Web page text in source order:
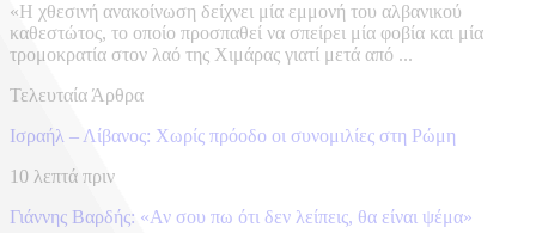
«Η χθεσινή ανακοίνωση δείχνει μία εμμονή του αλβανικού
καθεστώτος, το οποίο προσπαθεί να σπείρει μία φοβία και μία
τρομοκρατία στον λαό της Χιμάρας γιατί μετά από ...
Τελευταία Άρθρα
Ισραήλ – Λίβανος: Xωρίς πρόοδο οι συνομιλίες στη Ρώμη
10 λεπτά πριν
Γιάννης Βαρδής: «Αν σου πω ότι δεν λείπεις, θα είναι ψέμα»